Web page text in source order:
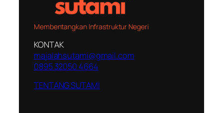
Membentangkan Infrastruktur Negeri
KONTAK
majalahsutami@gmail.com
0895 32050 4664
TENTANG SUTAMI